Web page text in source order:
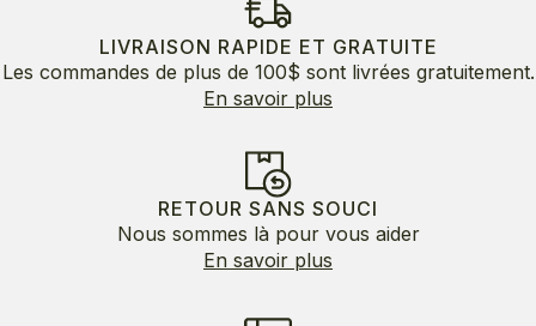
LIVRAISON RAPIDE ET GRATUITE
Les commandes de plus de 100$ sont livrées gratuitement.
En savoir plus
RETOUR SANS SOUCI
Nous sommes là pour vous aider
En savoir plus